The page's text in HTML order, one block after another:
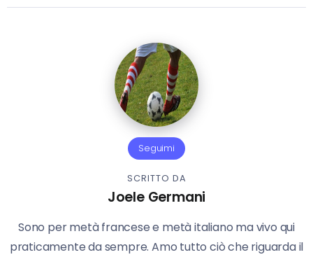
Seguimi
SCRITTO DA
Joele Germani
Sono per metà francese e metà italiano ma vivo qui
praticamente da sempre. Amo tutto ciò che riguarda il